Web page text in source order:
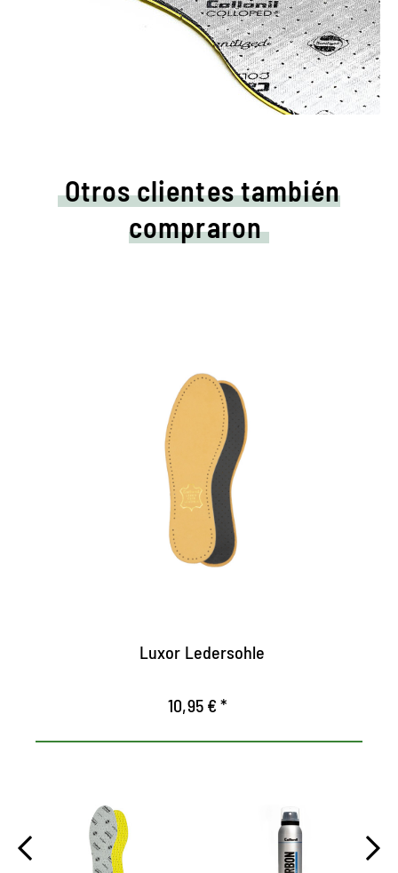
Otros clientes también
compraron
Suela de cuero de alta
calidad
Con espuma de látex agradablemente
acolchada y filtro de carbón activado.
Luxor Ledersohle
10,95 € *